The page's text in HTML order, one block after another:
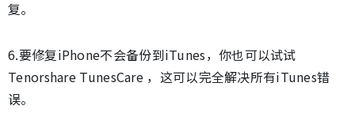
复。
6.要修复iPhone不会备份到iTunes，你也可以试试
Tenorshare TunesCare ，这可以完全解决所有iTunes错
误。